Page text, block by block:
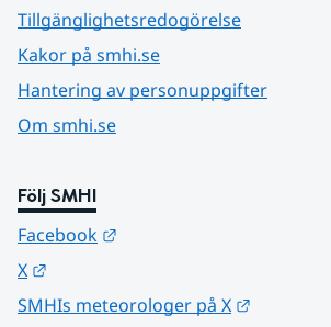
Tillgänglighetsredogörelse
Kakor på smhi.se
Hantering av personuppgifter
Om smhi.se
Följ SMHI
Facebook
X
SMHIs meteorologer på X